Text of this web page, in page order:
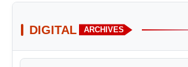
DIGITAL ARCHIVES